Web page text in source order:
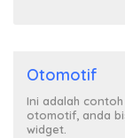
Otomotif
Ini adalah
otomotif, anda
widget.